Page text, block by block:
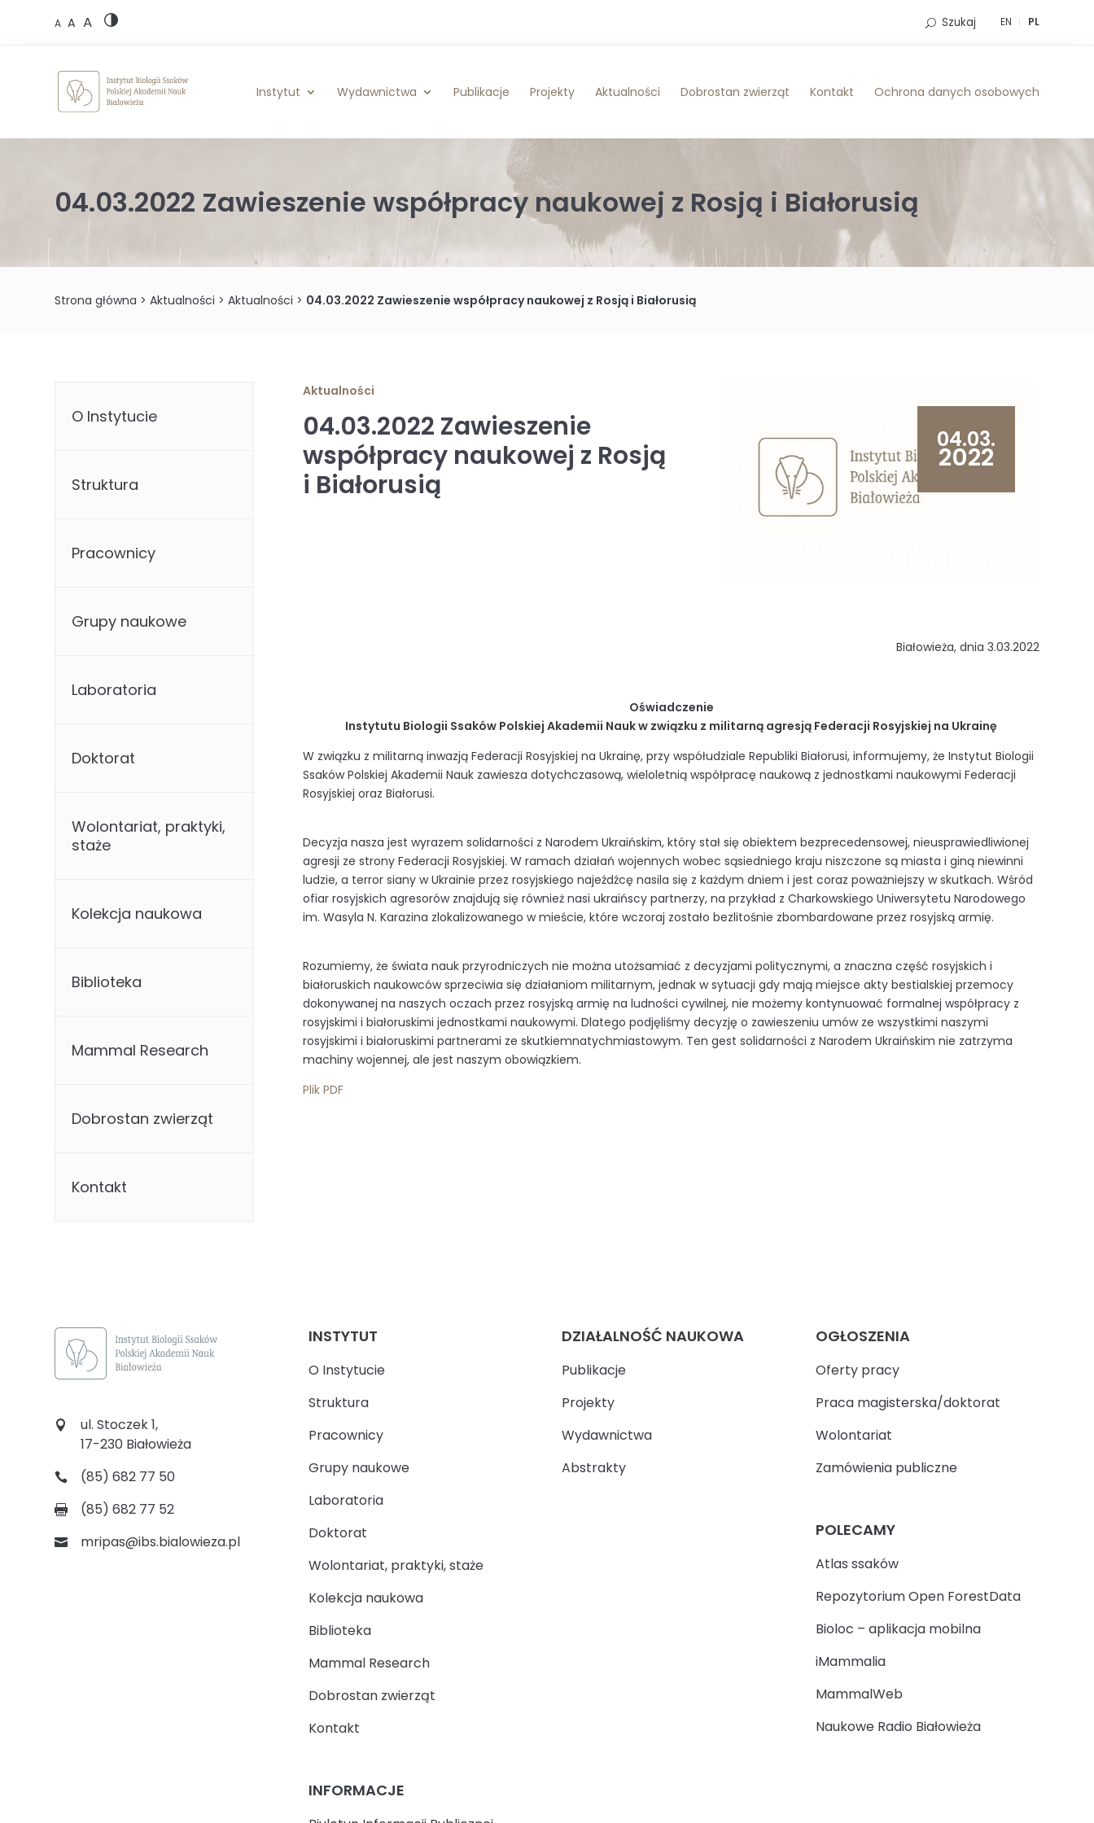
A A A EN PL
Szukaj
Instytut Wydawnictwa Publikacje Projekty Aktualności Dobrostan zwierząt Kontakt Ochrona danych osobowych
04.03.2022 Zawieszenie współpracy naukowej z Rosją i Białorusią
Strona główna >Aktualności >Aktualności > 04.03.2022 Zawieszenie współpracy naukowej z Rosją i Białorusią
04.03.
2022
Aktualności
04.03.2022 Zawieszenie
współpracy naukowej z Rosją
i Białorusią
Białowieża, dnia 3.03.2022
Oświadczenie
Instytutu Biologii Ssaków Polskiej Akademii Naukw związku z militarną agresją Federacji Rosyjskiej na Ukrainę
W związku z militarną inwazją Federacji Rosyjskiej na Ukrainę, przy współudziale Republiki Białorusi, informujemy, że Instytut Biologii
Ssaków Polskiej Akademii Nauk zawiesza dotychczasową, wieloletnią współpracę naukową z jednostkami naukowymi Federacji
Rosyjskiej oraz Białorusi.
Decyzja nasza jest wyrazem solidarności z Narodem Ukraińskim, który stał się obiektem bezprecedensowej, nieusprawiedliwionej
agresji ze strony Federacji Rosyjskiej. W ramach działań wojennych wobec sąsiedniego kraju niszczone są miasta i giną niewinni
ludzie, a terror siany w Ukrainie przez rosyjskiego najeźdźcę nasila się z każdym dniem i jest coraz poważniejszy w skutkach. Wśród
ofiar rosyjskich agresorów znajdują się również nasi ukraińscy partnerzy, na przykład z Charkowskiego Uniwersytetu Narodowego
im. Wasyla N.Karazina zlokalizowanego w mieście, które wczoraj zostało bezlitośnie zbombardowane przez rosyjską armię.
Rozumiemy, że świata nauk przyrodniczych nie można utożsamiać z decyzjami politycznymi, a znaczna część rosyjskich i
białoruskich naukowców sprzeciwia się działaniom militarnym, jednak w sytuacji gdy mają miejsce akty bestialskiej przemocy
dokonywanej na naszych oczach przez rosyjską armię na ludności cywilnej, nie możemy kontynuować formalnej współpracy z
rosyjskimi i białoruskimi jednostkami naukowymi. Dlatego podjęliśmy decyzję o zawieszeniu umów ze wszystkimi naszymi
rosyjskimi i białoruskimi partnerami ze skutkiemnatychmiastowym. Ten gest solidarności z Narodem Ukraińskim nie zatrzyma
machiny wojennej, ale jest naszym obowiązkiem.
Plik PDF
O Instytucie
Struktura
Pracownicy
Grupy naukowe
Laboratoria
Doktorat
Wolontariat, praktyki,
staże
Kolekcja naukowa
Biblioteka
Mammal Research
Dobrostan zwierząt
Kontakt
ul. Stoczek 1,
17-230 Białowieża
(85) 682 77 50
(85) 682 77 52
mripas@ibs.bialowieza.pl
INSTYTUT
O Instytucie
Struktura
Pracownicy
Grupy naukowe
Laboratoria
Doktorat
Wolontariat, praktyki, staże
Kolekcja naukowa
Biblioteka
Mammal Research
Dobrostan zwierząt
Kontakt
INFORMACJE
DZIAŁALNOŚĆ NAUKOWA
Publikacje
Projekty
Wydawnictwa
Abstrakty
OGŁOSZENIA
Oferty pracy
Praca magisterska/doktorat
Wolontariat
Zamówienia publiczne
POLECAMY
Atlas ssaków
Repozytorium Open ForestData
Bioloc – aplikacja mobilna
iMammalia
MammalWeb
Naukowe Radio Białowieża